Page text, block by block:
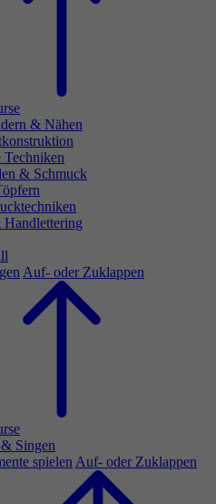
& Nähen
Techniken
& Schmuck
Auf- oder Zuklappen
Singen
spielen Auf- oder Zuklappen